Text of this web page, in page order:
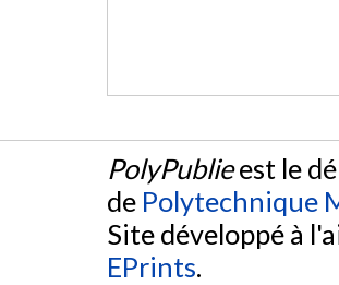
PolyPublieest le
de Polytechnique
Site développé à
EPrints.